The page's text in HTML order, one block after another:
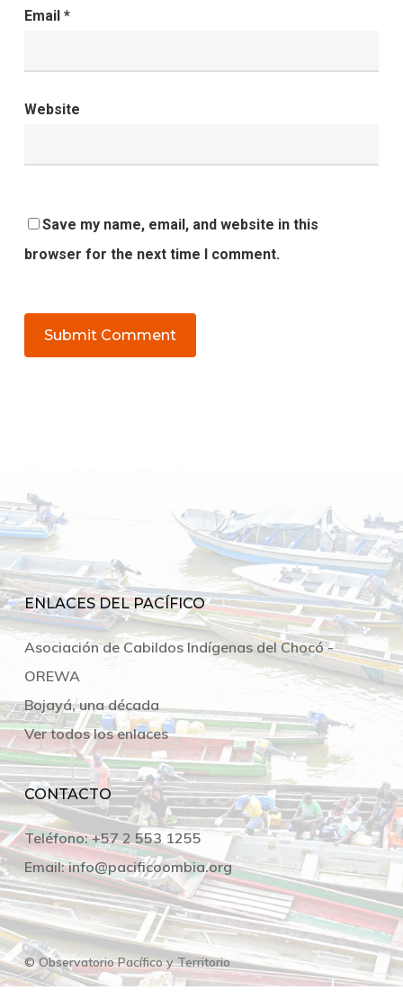
Email *
Website
Save my name, email, and website in this
browser for the next time I comment.
ENLACES DEL PACÍFICO
Asociación de Cabildos Indígenas del Chocó -
OREWA
Bojayá, una década
Ver todos los enlaces
CONTACTO
Teléfono:+57 2 553 1255
Email: info@pacificoombia.org
© Observatorio Pacífico y Territorio